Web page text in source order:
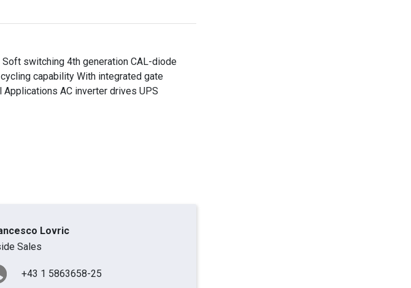
Soft switching 4th generation CAL-diode
capability With integrated gate
AC inverter drives UPS
Lovric
Sales
+43 1 5863658-25